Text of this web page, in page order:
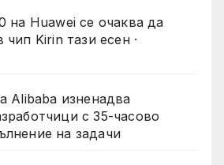
на Huawei се очаква да
Kirin тази есен ·
Alibaba изненадва
с 35-часово
на задачи